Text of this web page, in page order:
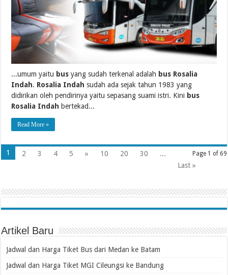
...umum yaitu bus yang sudah terkenal adalah bus Rosalia
Indah. Rosalia Indah sudah ada sejak tahun 1983 yang
didirikan oleh pendirinya yaitu sepasang suami istri. Kini bus
Rosalia Indah bertekad...
Read More »
Page 1 of 69
1 2 3 4 5 » 10 20 30
...
Last »
Artikel Baru
Jadwal dan Harga Tiket Bus dari Medan ke Batam
Jadwal dan Harga Tiket MGI Cileungsi ke Bandung